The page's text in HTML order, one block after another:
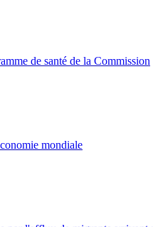
de santé de la Commission
mondiale